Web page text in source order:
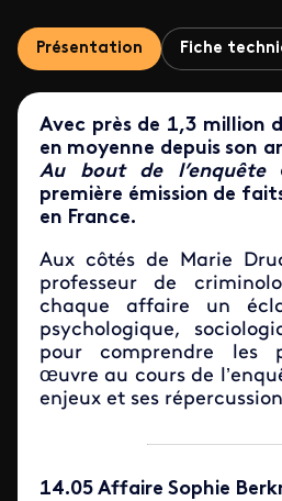
Présentation Fiche
Avec près de 1,3 million
en moyenne depuis son
Au bout de l’enquête
première émission de
en France.
Aux côtés de Marie
professeur de
chaque affaire un
psychologique,
pour comprendre les
œuvre au cours de
enjeux et ses
14.05 Affaire Sophie